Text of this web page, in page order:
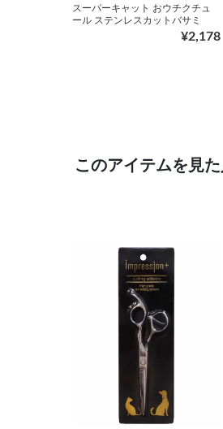
スーパーキャット おウチクチュ
ール ステンレスカットバサミ
¥2,178
このアイテムを見